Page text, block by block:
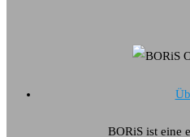
BORiS ist eine